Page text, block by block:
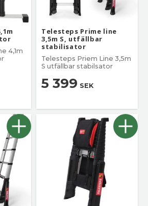
4,1m
Telesteps Prime line
3,5m S, utfällbar
stabilisator
Telesteps Priem Line 3,5m
S utfällbar stabilsator
5 399 SEK